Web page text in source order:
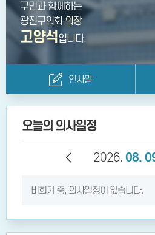
구민과 함께하는
광진구의회의장
고양석입니다.
인사말
오늘의 의사일정
2026. 08.
08.
08.
08.
08.
08.
08.
08.
08.
08.
08.
08.
08.
08.
비회기 중, 의사일정이 없습니다.
비회기 중, 의사일정이 없습니다.
비회기 중, 의사일정이 없습니다.
비회기 중, 의사일정이 없습니다.
비회기 중, 의사일정이 없습니다.
비회기 중, 의사일정이 없습니다.
비회기 중, 의사일정이 없습니다.
비회기 중, 의사일정이 없습니다.
비회기 중, 의사일정이 없습니다.
비회기 중, 의사일정이 없습니다.
비회기 중, 의사일정이 없습니다.
비회기 중, 의사일정이 없습니다.
비회기 중, 의사일정이 없습니다.
비회기 중, 의사일정이 없습니다.